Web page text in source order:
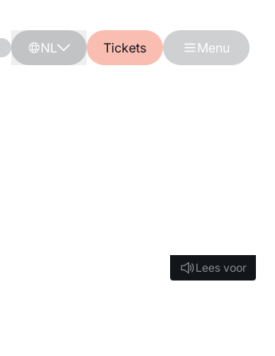
NL Tickets Menu
Lees voor
Lees voor